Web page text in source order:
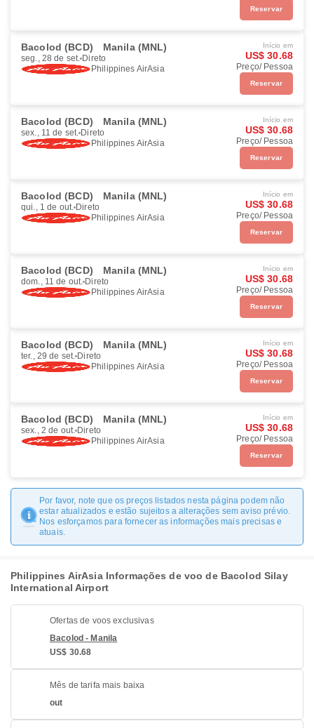
Reservar
Bacolod (BCD) Manila (MNL)
seg., 28 de set. Direto
Philippines AirAsia
Início em
US$ 30.68
Preço/ Pessoa
Reservar
Bacolod (BCD) Manila (MNL)
sex., 11 de set. Direto
Philippines AirAsia
Início em
US$ 30.68
Preço/ Pessoa
Reservar
Bacolod (BCD) Manila (MNL)
qui., 1 de out. Direto
Philippines AirAsia
Início em
US$ 30.68
Preço/ Pessoa
Reservar
Bacolod (BCD) Manila (MNL)
dom., 11 de out. Direto
Philippines AirAsia
Início em
US$ 30.68
Preço/ Pessoa
Reservar
Bacolod (BCD) Manila (MNL)
ter., 29 de set. Direto
Philippines AirAsia
Início em
US$ 30.68
Preço/ Pessoa
Reservar
Bacolod (BCD) Manila (MNL)
sex., 2 de out. Direto
Philippines AirAsia
Início em
US$ 30.68
Preço/ Pessoa
Reservar
Por favor, note que os preços listados nesta página podem não
estar atualizados e estão sujeitos a alterações sem aviso prévio.
Nos esforçamos para fornecer as informações mais precisas e
atuais.
Philippines AirAsia Informações de voo de Bacolod Silay
International Airport
Ofertas de voos exclusivas
Bacolod - Manila
US$ 30.68
Mês de tarifa mais baixa
out